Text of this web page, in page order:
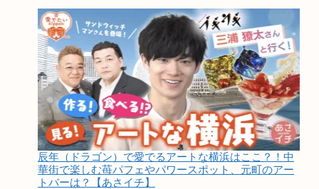
辰年（ドラゴン）で愛でるアートな横浜はここ？！中
華街で楽しむ苺パフェやパワースポット、元町のアー
トバーは？【あさイチ】